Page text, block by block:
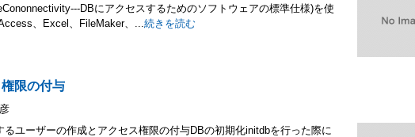
DBにアクセスするためのソフトウェアの標準仕様)を使
、Excel、FileMaker、...続きを読む
限の付与
るユーザーの作成とアクセス権限の付与DBの初期化initdbを行った際に